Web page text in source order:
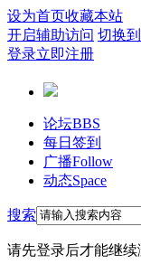
设为首页收藏本站
开启辅助访问 切换
登录立即注册
论坛BBS
每日签到
广播Follow
动态Space
搜索
请先登录后才能继续